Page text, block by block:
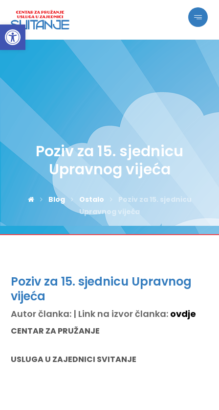
Open toolbar
Poziv za 15. sjednicu
Upravnog vijeća
Blog Ostalo
Poziv za 15. sjednicu
Upravnog vijeća
Poziv za 15. sjednicu Upravnog
vijeća
Autor članka: | Link na izvor članka: ovdje
CENTAR ZA PRUŽANJE
USLUGA U ZAJEDNICI SVITANJE